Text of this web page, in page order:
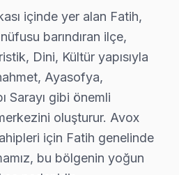
Servis
TV ekran değişimi gerekebilir mi?
→
Servis
Avox TV servis hattımız günlük
Tamiri →
içinde yer alan Fatih,
barındıran ilçe,
Dini, Kültür yapısıyla
Ayasofya,
Sarayı gibi önemli
oluşturur. Avox
için Fatih genelinde
bu bölgenin yoğun